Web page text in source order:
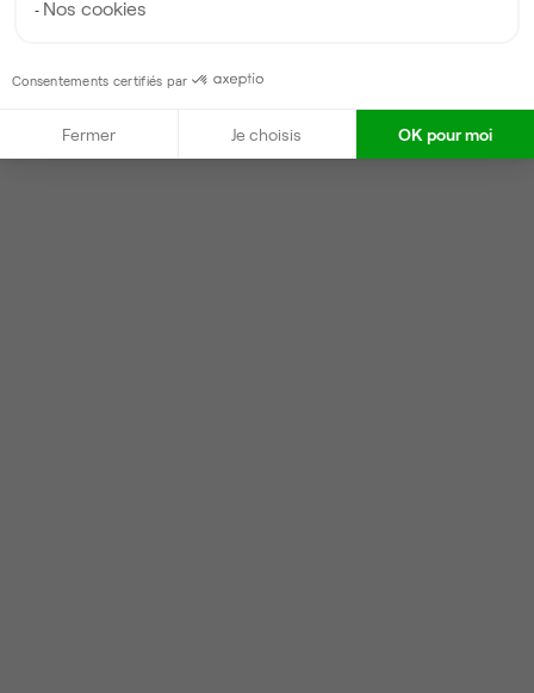
Nos cookies
Consentements certifiés par
Fermer Je choisis OK pour moi